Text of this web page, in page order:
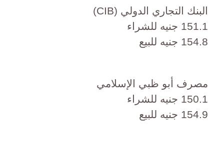
البنك التجاري الدولي (CIB)
151.1 جنيه للشراء
154.8 جنيه للبيع
مصرف أبو ظبي الإسلامي
150.1 جنيه للشراء
154.9 جنيه للبيع